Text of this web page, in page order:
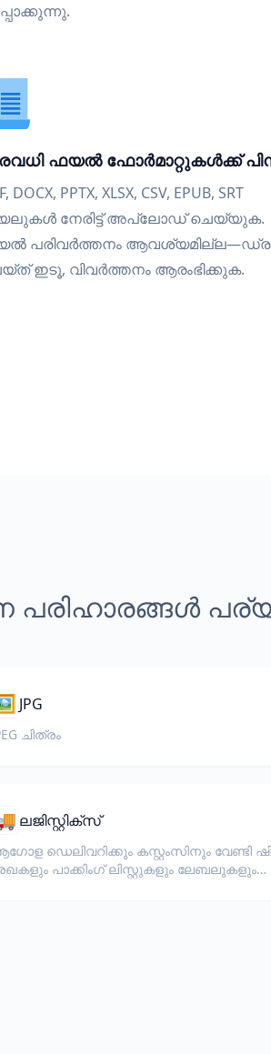
ഫയൽ ഫോർമാറ്റുകൾക്ക്
DOCX, PPTX, XLSX, CSV, EPUB, SRT
നേരിട്ട് അപ്‌ലോഡ് ചെയ്യുക.
പരിവർത്തനം
ഇടൂ, വിവർത്തനം ആരംഭിക്കുക.
പരിഹാരങ്ങൾ
JPG
ചിത്രം
ലജിസ്റ്റിക്‌സ്
ഡെലിവറിക്കും കസ്റ്റംസിനും വേണ്ടി
പാക്കിംഗ് ലിസ്റ്റുകളും ലേബലുകളും